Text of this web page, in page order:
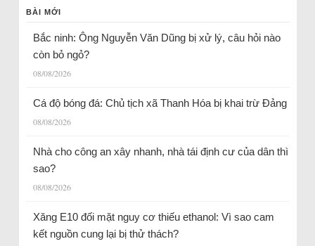
BÀI MỚI
Bắc ninh: Ông Nguyễn Văn Dũng bị xử lý, câu hỏi nào
còn bỏ ngỏ?
08/08/2026
Cá độ bóng đá: Chủ tịch xã Thanh Hóa bị khai trừ Đảng
08/08/2026
Nhà cho công an xây nhanh, nhà tái định cư của dân thì
sao?
08/08/2026
Xăng E10 đối mặt nguy cơ thiếu ethanol: Vì sao cam
kết nguồn cung lại bị thử thách?